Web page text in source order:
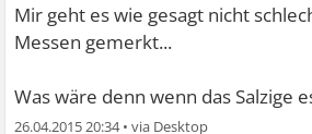
Mir geht es wie gesagt nicht
Messen gemerkt...
Was wäre denn wenn das Salzige
26.04.2015 20:34•